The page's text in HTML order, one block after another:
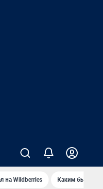
на Wildberries Каким было